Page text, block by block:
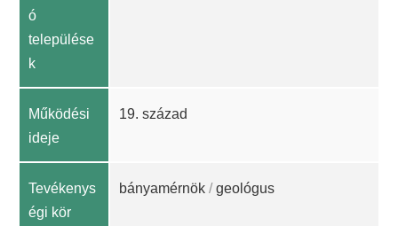
ó
települése
k
Működési
ideje
19. század
Tevékenys
égi kör
bányamérnök /geológus